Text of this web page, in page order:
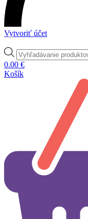
Vytvoriť účet
Products
search
0.00 €
Košík